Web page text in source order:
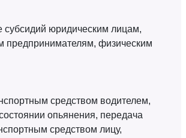
субсидий юридическим лицам,
предпринимателям, физическим
средством водителем,
опьянения, передача
средством лицу,